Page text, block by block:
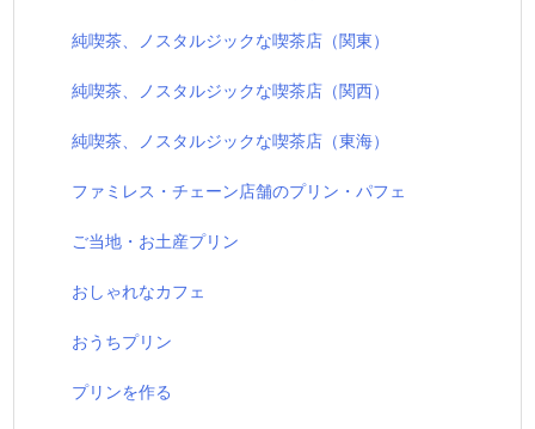
純喫茶、ノスタルジックな喫茶店（関東）
純喫茶、ノスタルジックな喫茶店（関西）
純喫茶、ノスタルジックな喫茶店（東海）
ファミレス・チェーン店舗のプリン・パフェ
ご当地・お土産プリン
おしゃれなカフェ
おうちプリン
プリンを作る